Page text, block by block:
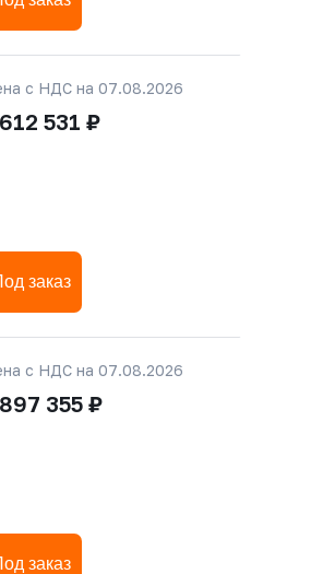
с НДС на 07.08.2026
531 ₽
заказ
с НДС на 07.08.2026
355 ₽
заказ